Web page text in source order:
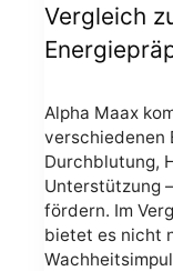
Vergleich
Alpha Maax
verschiedenen
Durchblutung,
Unterstützung
fördern. Im
bietet es nicht